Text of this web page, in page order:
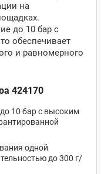
на
до 10 бар с
обеспечивает
и равномерного
424170
10 бар с высоким
одной
до 300 г/